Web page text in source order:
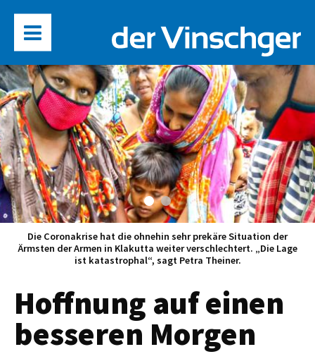
Die Coronakrise hat die ohnehin sehr prekäre Situation der
Ärmsten der Armen in Klakutta weiter verschlechtert. „Die Lage
ist katastrophal“, sagt Petra Theiner.
Hoffnung auf einen
besseren Morgen